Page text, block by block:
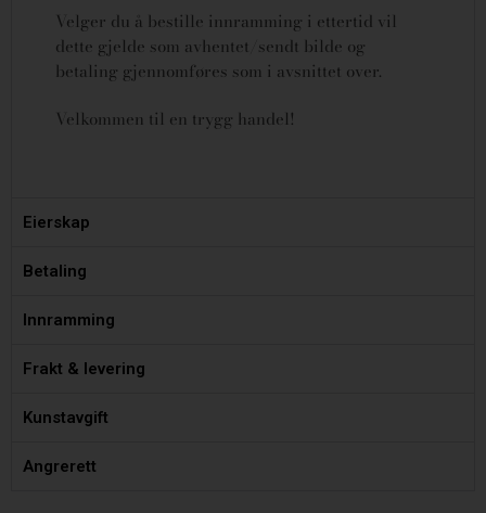
Velger du å bestille innramming i ettertid vil
dette gjelde som avhentet/sendt bilde og
betaling gjennomføres som i avsnittet over.
Velkommen til en trygg handel!
Eierskap
Betaling
Innramming
Frakt & levering
Kunstavgift
Angrerett